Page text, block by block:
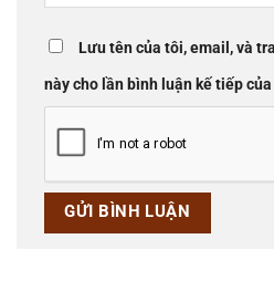
Lưu tên của tôi, email, và
này cho lần bình luận kế tiếp